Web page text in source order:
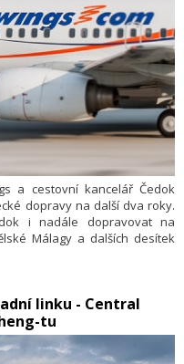
a cestovní kancelář Čedok
dopravy na další dva roky.
i nadále dopravovat na
Málagy a dalších desítek
linku - Central
tu